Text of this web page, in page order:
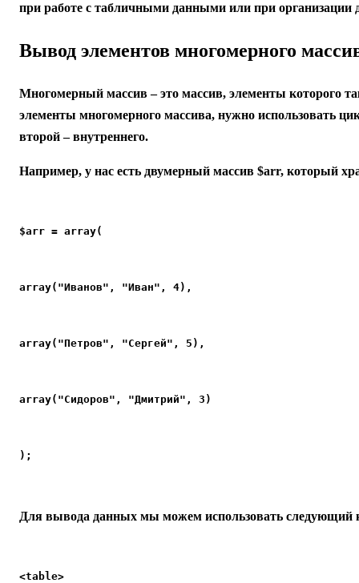
при работе с табличными данными или при организации
Вывод элементов многомерного
Многомерный массив – это массив, элементы которого
элементы многомерного массива, нужно использовать
второй – внутреннего.
Например, у нас есть двумерный массив $arr, который
$arr = array(
array("Иванов", "Иван", 4),
array("Петров", "Сергей", 5),
array("Сидоров", "Дмитрий", 3)
);
Для вывода данных мы можем использовать следующий
<table>